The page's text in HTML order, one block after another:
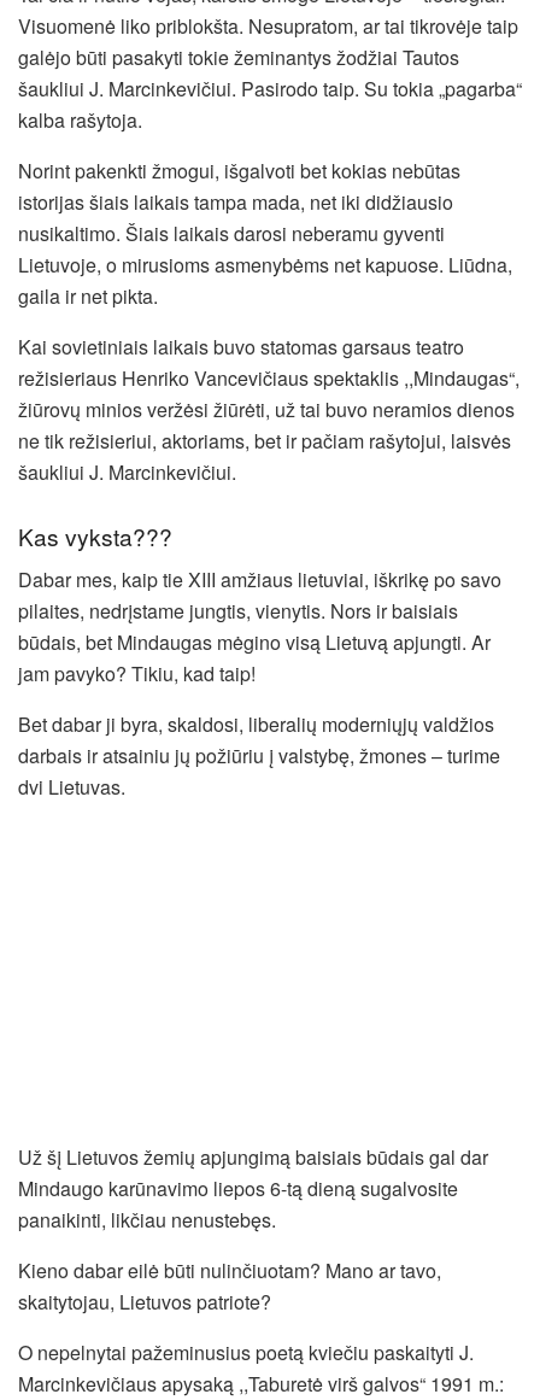
Visuomenė liko priblokšta. Nesupratom, ar tai tikrovėje taip
galėjo būti pasakyti tokie žeminantys žodžiai Tautos
šaukliui J. Marcinkevičiui. Pasirodo taip. Su tokia „pagarba“
kalba rašytoja.
Norint pakenkti žmogui, išgalvoti bet kokias nebūtas
istorijas šiais laikais tampa mada, net iki didžiausio
nusikaltimo. Šiais laikais darosi neberamu gyventi
Lietuvoje, o mirusioms asmenybėms net kapuose. Liūdna,
gaila ir net pikta.
Kai sovietiniais laikais buvo statomas garsaus teatro
režisieriaus Henriko Vancevičiaus spektaklis ,,Mindaugas“,
žiūrovų minios veržėsi žiūrėti, už tai buvo neramios dienos
ne tik režisieriui, aktoriams, bet ir pačiam rašytojui, laisvės
šaukliui J. Marcinkevičiui.
Kas vyksta???
Dabar mes, kaip tie XIII amžiaus lietuviai, iškrikę po savo
pilaites, nedrįstame jungtis, vienytis. Nors ir baisiais
būdais, bet Mindaugas mėgino visą Lietuvą apjungti. Ar
jam pavyko? Tikiu, kad taip!
Bet dabar ji byra, skaldosi, liberalių moderniųjų valdžios
darbais ir atsainiu jų požiūriu į valstybę, žmones – turime
dvi Lietuvas.
Už šį Lietuvos žemių apjungimą baisiais būdais gal dar
Mindaugo karūnavimo liepos 6-tą dieną sugalvosite
panaikinti, likčiau nenustebęs.
Kieno dabar eilė būti nulinčiuotam? Mano ar tavo,
skaitytojau, Lietuvos patriote?
O nepelnytai pažeminusius poetą kviečiu paskaityti J.
Marcinkevičiaus apysaką ,,Taburetė virš galvos“ 1991 m.: